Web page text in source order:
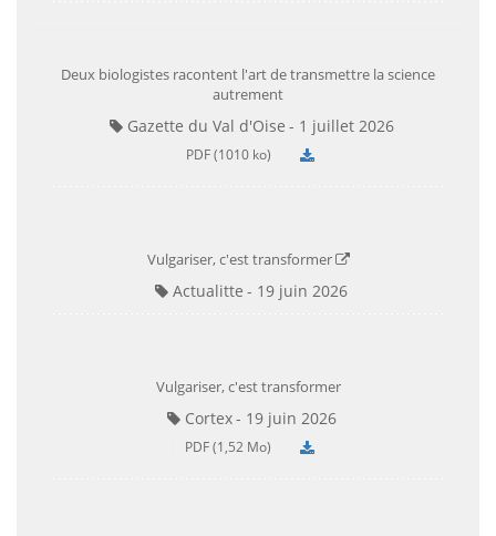
Deux biologistes racontent l'art de transmettre la science
autrement
Gazette du Val d'Oise 1 juillet 2026
PDF (1010 ko)
Vulgariser, c'est transformer
Actualitte 19 juin 2026
Vulgariser, c'est transformer
Cortex 19 juin 2026
PDF (1,52 Mo)